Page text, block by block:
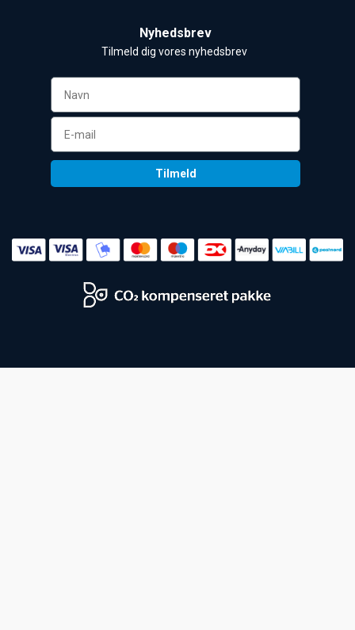
Nyhedsbrev
Tilmeld dig vores nyhedsbrev
Tilmeld